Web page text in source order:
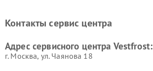
Vestfrost
Контакты сервис центра
Адрес сервисного центра Vestfrost:
г. Москва, ул. Чаянова 18